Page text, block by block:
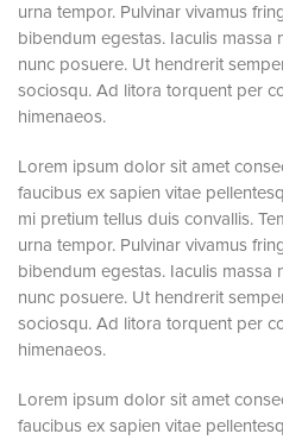
urna tempor. Pulvinar vivamus
bibendum egestas. Iaculis massa
nunc posuere. Ut hendrerit
sociosqu. Ad litora torquent per
himenaeos.
Lorem ipsum dolor sit amet
faucibus ex sapien vitae
mi pretium tellus duis convallis.
urna tempor. Pulvinar vivamus
bibendum egestas. Iaculis massa
nunc posuere. Ut hendrerit
sociosqu. Ad litora torquent per
himenaeos.
Lorem ipsum dolor sit amet
faucibus ex sapien vitae